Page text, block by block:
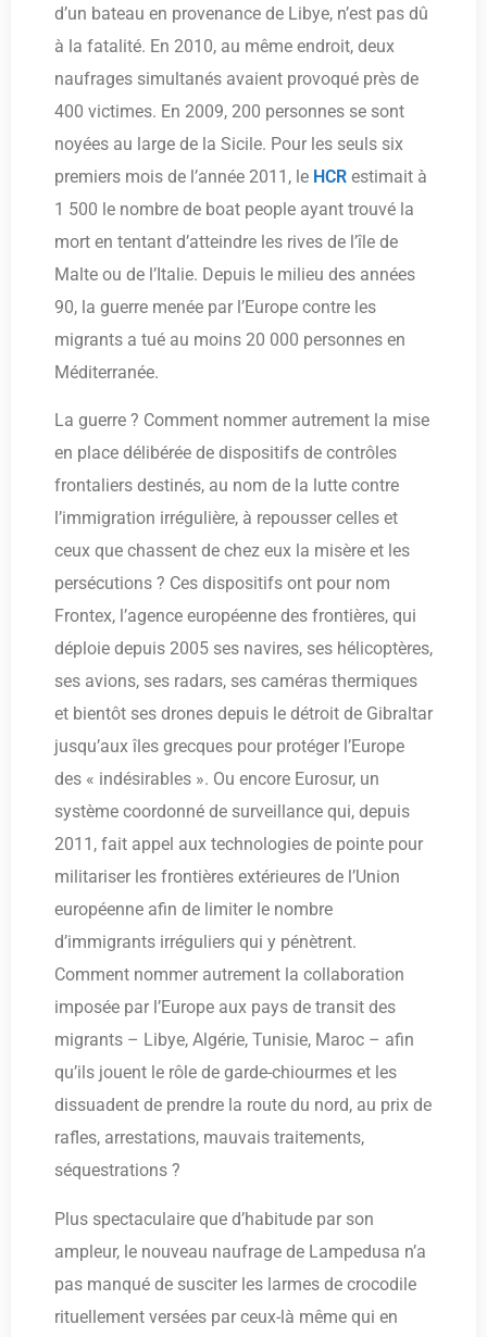
d’un bateau en provenance de Libye, n’est pas dû
à la fatalité. En 2010, au même endroit, deux
naufrages simultanés avaient provoqué près de
400 victimes. En 2009, 200 personnes se sont
noyées au large de la Sicile. Pour les seuls six
premiers mois de l’année 2011, le HCR estimait à
1 500 le nombre de boat people ayant trouvé la
mort en tentant d’atteindre les rives de l’île de
Malte ou de l’Italie. Depuis le milieu des années
90, la guerre menée par l’Europe contre les
migrants a tué au moins 20 000 personnes en
Méditerranée.
La guerre ? Comment nommer autrement la mise
en place délibérée de dispositifs de contrôles
frontaliers destinés, au nom de la lutte contre
l’immigration irrégulière, à repousser celles et
ceux que chassent de chez eux la misère et les
persécutions ? Ces dispositifs ont pour nom
Frontex, l’agence européenne des frontières, qui
déploie depuis 2005 ses navires, ses hélicoptères,
ses avions, ses radars, ses caméras thermiques
et bientôt ses drones depuis le détroit de Gibraltar
jusqu’aux îles grecques pour protéger l’Europe
des « indésirables ». Ou encore Eurosur, un
système coordonné de surveillance qui, depuis
2011, fait appel aux technologies de pointe pour
militariser les frontières extérieures de l’Union
européenne afin de limiter le nombre
d’immigrants irréguliers qui y pénètrent.
Comment nommer autrement la collaboration
imposée par l’Europe aux pays de transit des
migrants – Libye, Algérie, Tunisie, Maroc – afin
qu’ils jouent le rôle de garde-chiourmes et les
dissuadent de prendre la route du nord, au prix de
rafles, arrestations, mauvais traitements,
séquestrations ?
Plus spectaculaire que d’habitude par son
ampleur, le nouveau naufrage de Lampedusa n’a
pas manqué de susciter les larmes de crocodile
rituellement versées par ceux-là même qui en